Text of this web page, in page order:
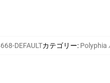
DEFAULTカテゴリー: Polyphia